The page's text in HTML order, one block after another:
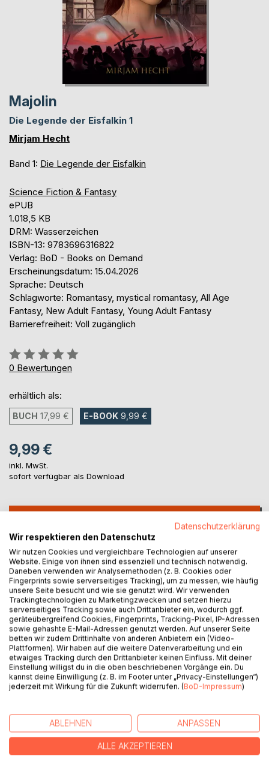
Majolin
Die Legende der Eisfalkin 1
Mirjam Hecht
Band 1: Die Legende der Eisfalkin
Science Fiction & Fantasy
ePUB
1.018,5 KB
DRM: Wasserzeichen
ISBN-13: 9783696316822
Verlag: BoD - Books on Demand
Erscheinungsdatum: 15.04.2026
Sprache: Deutsch
Schlagworte: Romantasy, mystical romantasy, All Age
Fantasy, New Adult Fantasy, Young Adult Fantasy
Barrierefreiheit: Voll zugänglich
Bewertung::
0%
0 Bewertungen
erhältlich als:
BUCH 17,99 € E-BOOK 9,99 €
9,99 €
inkl. MwSt.
sofort verfügbar als Download
Auf die Merkliste
Titel bewerten
BESCHREIBUNG
Majolin wächst im Waisenhaus der Stadt Anthelion auf. Als
Eisgöttin Soraya gerettet, die ihr offenbart, dass sie eine
der letzten Überlebenden des untergegangenen Volkes der
Sitím ist. Eine böse Hexe hat Soraya einst ihrer Macht
beraubt. Majolin verspricht, ihr Leben in den Dienst der
Datenschutzerklärung
Wir respektieren den Datenschutz
Wir nutzen Cookies und vergleichbare Technologien auf unserer
Website. Einige von ihnen sind essenziell und technisch notwendig.
Daneben verwenden wir Analysemethoden (z. B. Cookies oder
Fingerprints sowie serverseitiges Tracking), um zu messen, wie häufig
unsere Seite besucht und wie sie genutzt wird. Wir verwenden
Trackingtechnologien zu Marketingzwecken und setzen hierzu
serverseitiges Tracking sowie auch Drittanbieter ein, wodurch ggf.
geräteübergreifend Cookies, Fingerprints, Tracking-Pixel, IP-Adressen
sowie gehashte E-Mail-Adressen genutzt werden. Auf unserer Seite
betten wir zudem Drittinhalte von anderen Anbietern ein (Video-
Plattformen). Wir haben auf die weitere Datenverarbeitung und ein
etwaiges Tracking durch den Drittanbieter keinen Einfluss. Mit deiner
Einstellung willigst du in die oben beschriebenen Vorgänge ein. Du
kannst deine Einwilligung (z. B. im Footer unter „Privacy-Einstellungen“)
jederzeit mit Wirkung für die Zukunft widerrufen. (BoD-Impressum)
ABLEHNEN ANPASSEN
ALLE AKZEPTIEREN